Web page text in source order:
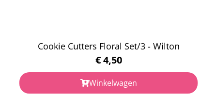
Cookie Cutters Floral Set/3 - Wilton
€4,50
Winkelwagen